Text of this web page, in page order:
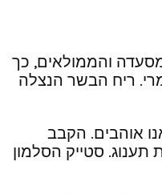
והממולאים, כך
הצלחת וטעמו היה בייתי לגמרי. ריח הבשר הנצלה
שאנו אוהבים. הקבב
סטייק הסלמון